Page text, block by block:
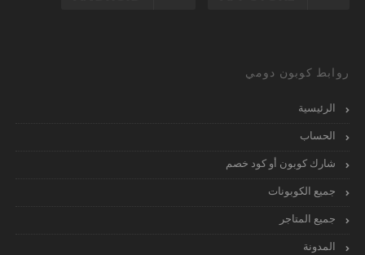
روابط كوبون دومي
الرئيسية
الحساب
شارك كوبون أو كود خصم
جميع الكوبونات
جميع المتاجر
المدونة